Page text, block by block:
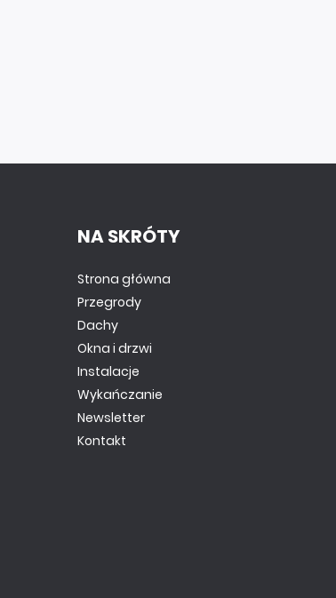
NA SKRÓTY
Strona główna
Przegrody
Dachy
Okna i drzwi
Instalacje
Wykańczanie
Newsletter
Kontakt